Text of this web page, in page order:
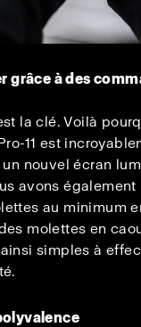
grâce à des
la clé. Voilà
11 est
nouvel écran
avons également
au minimum
molettes en
simples à